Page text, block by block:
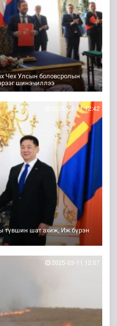
Чех Улсын боловсролын
шинэчиллээ
түвшин шат ахиж, Иж бүрэн
2025-03-11 12:42
2025-03-11 12:07